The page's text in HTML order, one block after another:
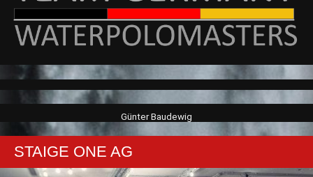
Günter Baudewig
STAIGE ONE AG